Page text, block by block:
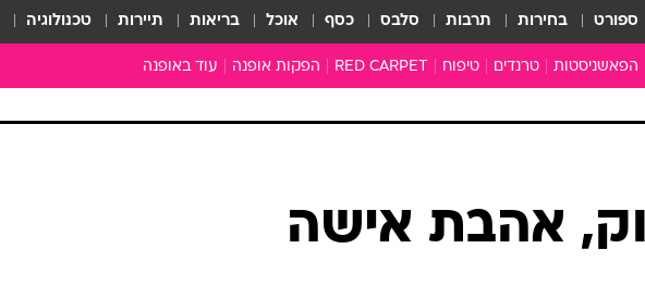
ספורט בחירות תרבות סלבס כסף אוכל בריאות תיירות טכנולוגיה
הפאשניסטות טרנדים טיפוח RED CARPET הפקות אופנה עוד באופנה
אהבת אישה